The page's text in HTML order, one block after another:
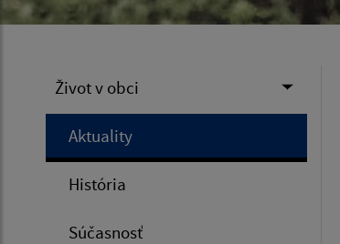
Život v obci
Aktuality
História
Súčasnosť